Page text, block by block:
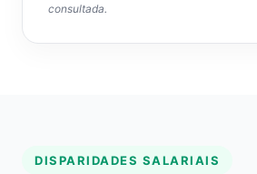
consultada.
DISPARIDADES SALARIAIS